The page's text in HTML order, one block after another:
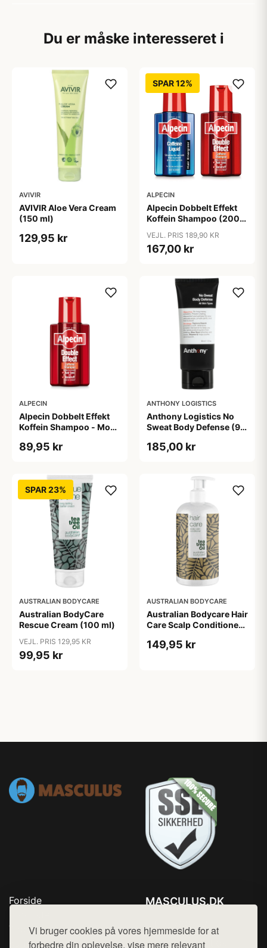
Vi bruger cookies på vores hjemmeside for at
forbedre din oplevelse, vise mere relevant
Du er måske interesseret i
AVIVIR
AVIVIR Aloe Vera Cream
(150 ml)
129,95 kr
SPAR 12%
ALPECIN
Alpecin Dobbelt Effekt
Koffein Shampoo (200
Liquid (200 ml)
VEJL. PRIS 189,90 KR
167,00 kr
ALPECIN
Alpecin Dobbelt Effekt
Koffein Shampoo - Mod
89,95 kr
ANTHONY LOGISTICS
Anthony Logistics No
Sweat Body Defense (90
185,00 kr
SPAR 23%
AUSTRALIAN BODYCARE
Australian BodyCare
Rescue Cream (100 ml)
VEJL. PRIS 129,95 KR
99,95 kr
AUSTRALIAN BODYCARE
Australian Bodycare Hair
Care Scalp Conditioner
149,95 kr
Forside
Top Rabatter
Kontakt
MASCULUS.DK
Mail: hej@want.dk